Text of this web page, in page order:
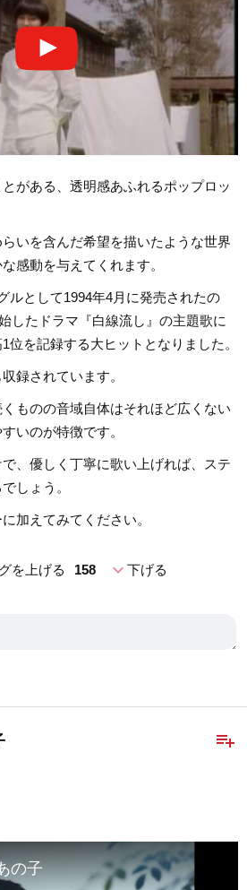
がある、透明感あふれるポップロッ
いを含んだ希望を描いたような世界
感動を与えてくれます。
ルとして1994年4月に発売されたの
したドラマ『白線流し』の主題歌に
位を記録する大ヒットとなりました。
録されています。
ものの音域自体はそれほど広くない
いのが特徴です。
、優しく丁寧に歌い上げれば、ステ
しょう。
加えてみてください。
を上げる 158 expand_more下げる
playlist_add
の子